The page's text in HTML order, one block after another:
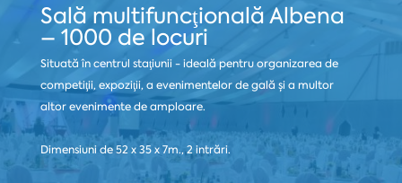
Sală multifuncţională Albena
– 1000 de locuri
Situată în centrul staţiunii - ideală pentru organizarea de
competiţii, expoziţii, a evenimentelor de gală și a multor
altor evenimente de amploare.
Dimensiuni de 52 x 35 x 7m., 2 intrări.